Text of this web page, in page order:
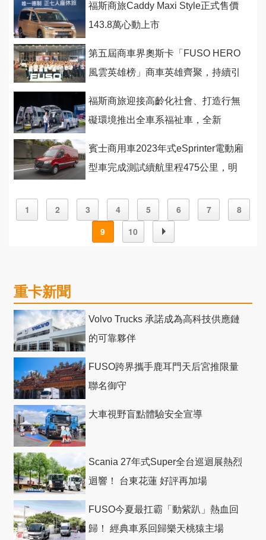
福斯商旅Caddy Maxi Style正式售價
143.8萬心動上市
第五屆商車界奧斯卡「FUSO HERO
風雲英雄榜」商車英雄齊聚，持續引
福斯商旅迎接高齡化社會、打造行無
礙環境推出全車系福祉車，全新
賓士商用車2023年式eSprinter電動廂
型車完成測試續航里程475公里，明
1 2 3 4 5 6 7
8
9
10
重卡新聞
Volvo Trucks 承諾成為高科技供應鏈
的可靠夥伴
FUSO跨界攜手鹿耳門天后宮推限量
聯名御守
大車視野盲點體驗安全宣導
Scania 27年式Super全台巡迴展熱烈
迴響！ 台東花蓮 好評再加場
FUSO今夏最扛霸「動紫趴」熱血回
歸！ 經典車系回歸樂天桃猿主場